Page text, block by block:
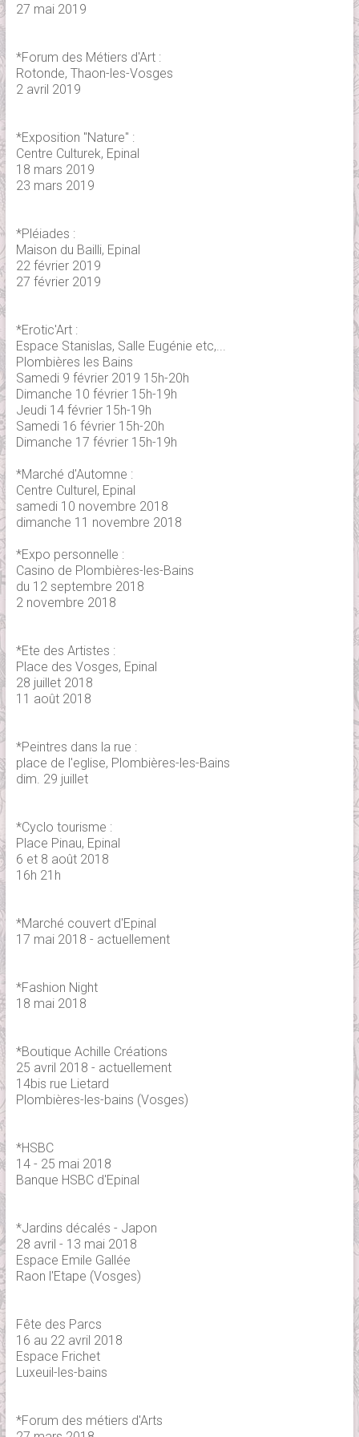
27 mai 2019
*Forum des Métiers d'Art :
Rotonde, Thaon-les-Vosges
2 avril 2019
*Exposition "Nature" :
Centre Culturek, Epinal
18 mars 2019
23 mars 2019
*Pléiades :
Maison du Bailli, Epinal
22 février 2019
27 février 2019
*Erotic'Art :
Espace Stanislas, Salle Eugénie etc,...
Plombières les Bains
Samedi 9 février 2019 15h-20h
Dimanche 10 février 15h-19h
Jeudi 14 février 15h-19h
Samedi 16 février 15h-20h
Dimanche 17 février 15h-19h
*Marché d'Automne :
Centre Culturel, Epinal
samedi 10 novembre 2018
dimanche 11 novembre 2018
*Expo personnelle :
Casino de Plombières-les-Bains
du 12 septembre 2018
2 novembre 2018
*Ete des Artistes :
Place des Vosges, Epinal
28 juillet 2018
11 août 2018
*Peintres dans la rue :
place de l'eglise, Plombières-les-Bains
dim. 29 juillet
*Cyclo tourisme :
Place Pinau, Epinal
6 et 8 août 2018
16h 21h
*Marché couvert d'Epinal
17 mai 2018 - actuellement
*Fashion Night
18 mai 2018
*Boutique Achille Créations
25 avril 2018 - actuellement
14bis rue Lietard
Plombières-les-bains (Vosges)
*HSBC
14 - 25 mai 2018
Banque HSBC d'Epinal
*Jardins décalés - Japon
28 avril - 13 mai 2018
Espace Emile Gallée
Raon l'Etape (Vosges)
Fête des Parcs
16 au 22 avril 2018
Espace Frichet
Luxeuil-les-bains
*Forum des métiers d'Arts